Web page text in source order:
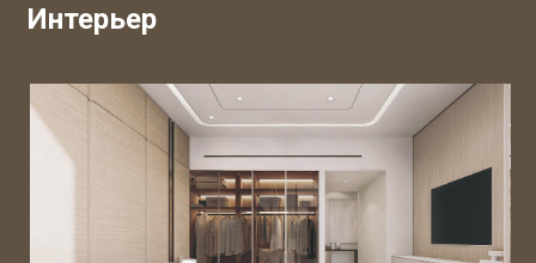
Интерьер